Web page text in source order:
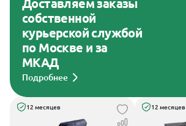
Доставляем заказы
собственной
курьерской службой
по Москве и за
МКАД
Подробнее
12 месяцев 12 месяцев